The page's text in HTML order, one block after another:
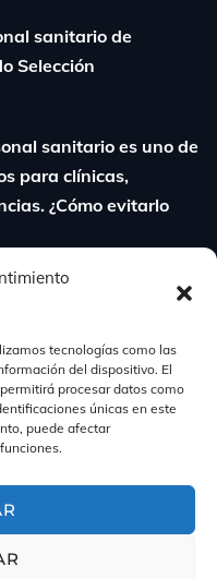
tecnologías como las
del dispositivo. El
procesar datos como
únicas en este
puede afectar
sanitario de
Selección
sanitario es uno de
para clínicas,
¿Cómo evitarlo
sanitario
tiempo ni dinero:
residencias